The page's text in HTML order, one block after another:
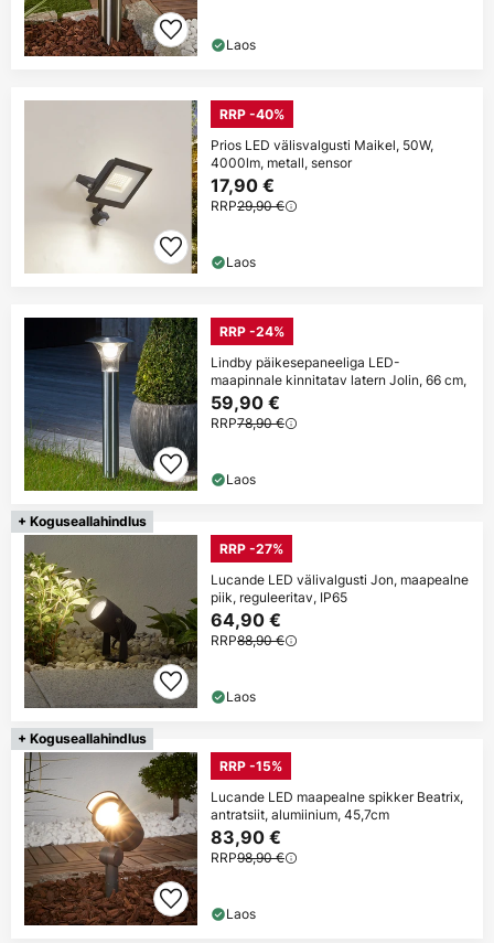
Laos
RRP -40%
Prios LED välisvalgusti Maikel, 50W,
4000lm, metall, sensor
17,90 €
RRP29,90 €
Laos
RRP -24%
Lindby päikesepaneeliga LED-
maapinnale kinnitatav latern Jolin, 66 cm,
59,90 €
RRP78,90 €
Laos
+ Koguseallahindlus
RRP -27%
Lucande LED välivalgusti Jon, maapealne
piik, reguleeritav, IP65
64,90 €
RRP88,90 €
Laos
+ Koguseallahindlus
RRP -15%
Lucande LED maapealne spikker Beatrix,
antratsiit, alumiinium, 45,7cm
83,90 €
RRP98,90 €
Laos